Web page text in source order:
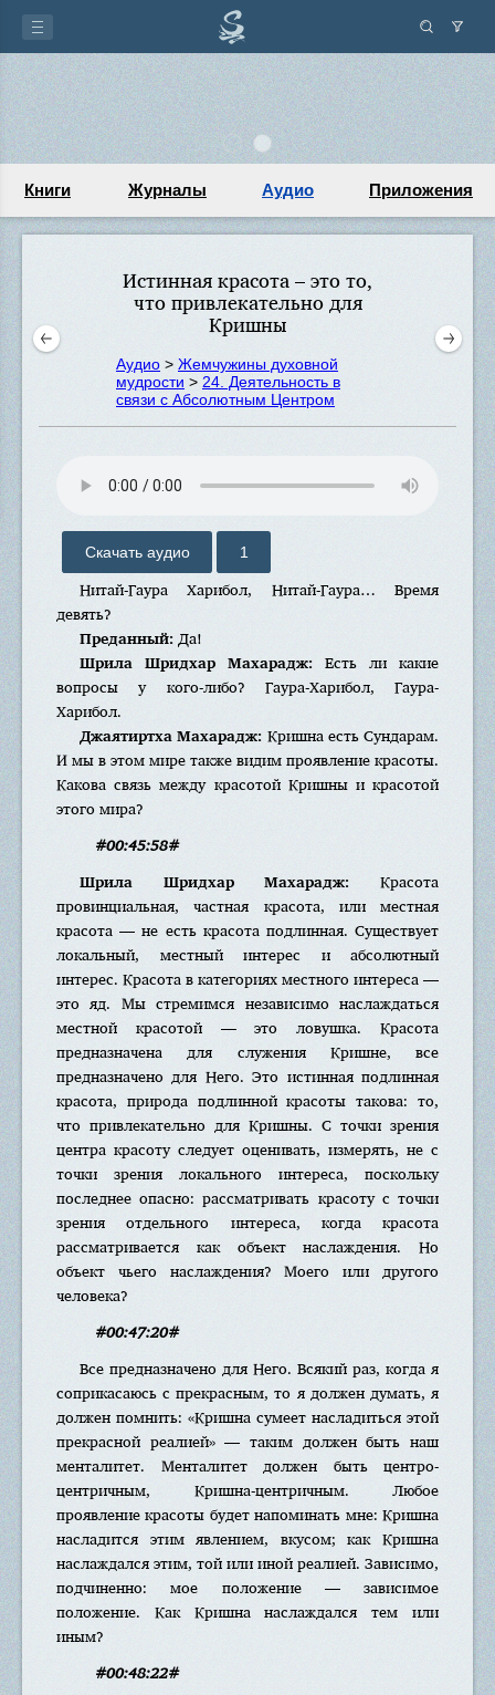
Книги Журналы Аудио Приложения
Истинная красота – это то,
что привлекательно для
Кришны
Аудио > Жемчужины духовной
мудрости > 24. Деятельность в
связи с Абсолютным Центром
Скачать аудио 1
Нитай-Гаура Харибол, Нитай-Гаура… Время
девять?
Преданный:Да!
Шрила Шридхар Махарадж: Есть ли какие
вопросы у кого-либо? Гаура-Харибол, Гаура-
Харибол.
Джаятиртха Махарадж: Кришна есть Сундарам.
И мы в этом мире также видим проявление красоты.
Какова связь между красотой Кришны и красотой
этого мира?
#00:45:58#
Шрила Шридхар Махарадж: Красота
провинциальная, частная красота, или местная
красота — не есть красота подлинная. Существует
локальный, местный интерес и абсолютный
интерес. Красота в категориях местного интереса —
это яд. Мы стремимся независимо наслаждаться
местной красотой — это ловушка. Красота
предназначена для служения Кришне, все
предназначено для Него. Это истинная подлинная
красота, природа подлинной красоты такова: то,
что привлекательно для Кришны. С точки зрения
центра красоту следует оценивать, измерять, не с
точки зрения локального интереса, поскольку
последнее опасно: рассматривать красоту с точки
зрения отдельного интереса, когда красота
рассматривается как объект наслаждения. Но
объект чьего наслаждения? Моего или другого
человека?
#00:47:20#
Все предназначено для Него. Всякий раз, когда я
соприкасаюсь с прекрасным, то я должен думать, я
должен помнить: «Кришна сумеет насладиться этой
прекрасной реалией» — таким должен быть наш
менталитет. Менталитет должен быть центро-
центричным, Кришна-центричным. Любое
проявление красоты будет напоминать мне: Кришна
насладится этим явлением, вкусом; как Кришна
наслаждался этим, той или иной реалией. Зависимо,
подчиненно: мое положение — зависимое
положение. Как Кришна наслаждался тем или
иным?
#00:48:22#